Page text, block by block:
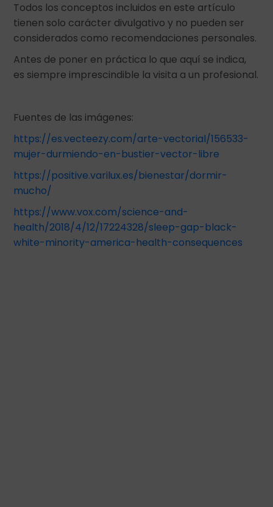
Todos los conceptos incluidos en este artículo
tienen solo carácter divulgativo y no pueden ser
considerados como recomendaciones personales.
Antes de poner en práctica lo que aquí se indica,
es siempre imprescindible la visita a un profesional.
Fuentes de las imágenes:
https://es.vecteezy.com/arte-vectorial/156533-
mujer-durmiendo-en-bustier-vector-libre
https://positive.varilux.es/bienestar/dormir-
mucho/
https://www.vox.com/science-and-
health/2018/4/12/17224328/sleep-gap-black-
white-minority-america-health-consequences